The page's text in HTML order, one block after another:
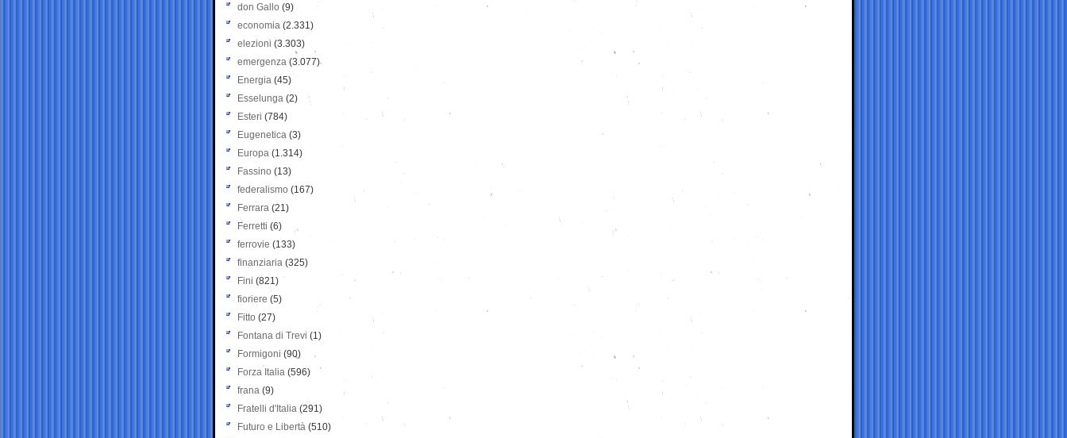
don Gallo (9)
economia (2.331)
elezioni (3.303)
emergenza (3.077)
Energia (45)
Esselunga (2)
Esteri (784)
Eugenetica (3)
Europa (1.314)
Fassino (13)
federalismo (167)
Ferrara (21)
Ferretti (6)
ferrovie (133)
finanziaria (325)
Fini (821)
fioriere (5)
Fitto (27)
Fontana di Trevi (1)
Formigoni (90)
Forza Italia (596)
frana (9)
Fratelli d'Italia (291)
Futuro e Libertà (510)